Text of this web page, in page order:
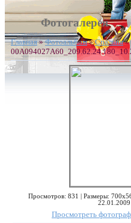
Фотогалерея
Главная»Фотоальбом»Спальня»
Просмотров: 831 | Размеры:
22.01.2009
Просмотреть